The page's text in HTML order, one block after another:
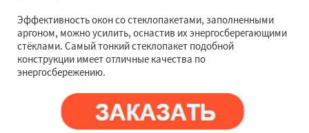
Эффективность окон со стеклопакетами, заполненными
аргоном, можно усилить, оснастив их энергосберегающими
стёклами. Самый тонкий стеклопакет подобной
конструкции имеет отличные качества по
энергосбережению.